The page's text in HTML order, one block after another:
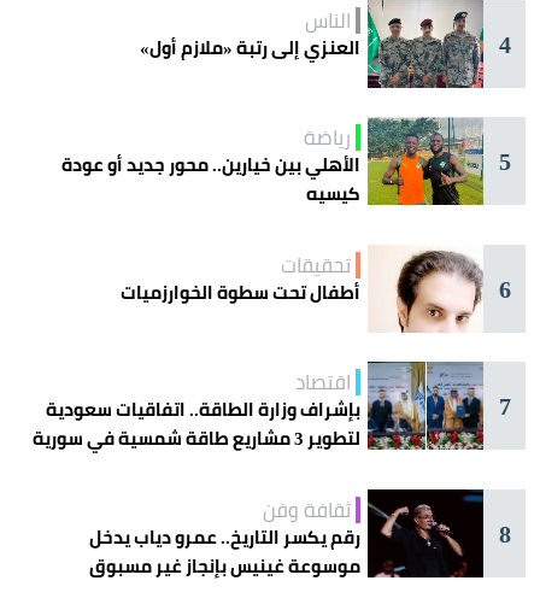
4
الناس
العنزي إلى رتبة «ملازم أول»
5
رياضة
الأهلي بين خيارين.. محور جديد أو عودة
كيسيه
6
تحقيقات
أطفال تحت سطوة الخوارزميات
7
اقتصاد
بإشراف وزارة الطاقة.. اتفاقيات سعودية
لتطوير 3 مشاريع طاقة شمسية في سورية
8
ثقافة وفن
رقم يكسر التاريخ.. عمرو دياب يدخل
موسوعة غينيس بإنجاز غير مسبوق